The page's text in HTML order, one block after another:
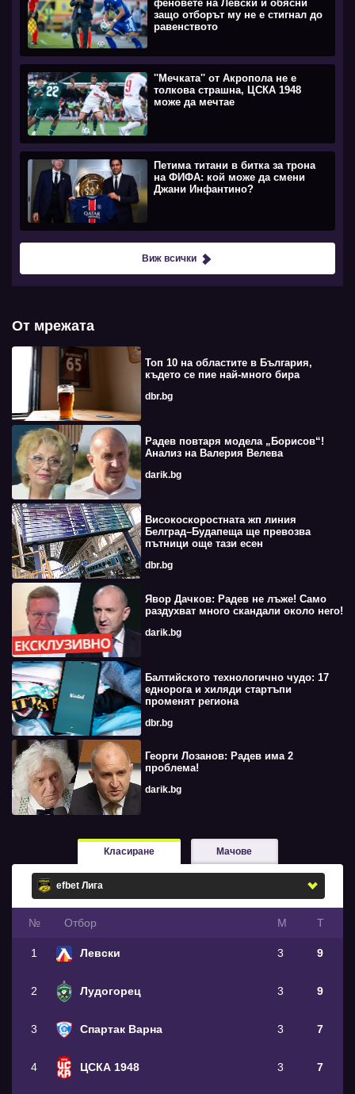
феновете на Левски и обясни
защо отборът му не е стигнал до
равенството
''Мечката'' от Акропола не е
толкова страшна, ЦСКА 1948
може да мечтае
Петима титани в битка за трона
на ФИФА: кой може да смени
Джани Инфантино?
Виж всички
От мрежата
Топ 10 на областите в България,
където се пие най-много бира
dbr.bg
Радев повтаря модела „Борисов“!
Анализ на Валерия Велева
darik.bg
Високоскоростната жп линия
Белград–Будапеща ще превозва
пътници още тази есен
dbr.bg
Явор Дачков: Радев не лъже! Само
раздухват много скандали около него!
darik.bg
Балтийското технологично чудо: 17
еднорога и хиляди стартъпи
променят региона
dbr.bg
Георги Лозанов: Радев има 2
проблема!
darik.bg
Класиране Мачове
№ Oтбор М Т
1 Левски 3 9
2 Лудогорец 3 9
3 Спартак Варна 3 7
4 ЦСКА 1948 3 7